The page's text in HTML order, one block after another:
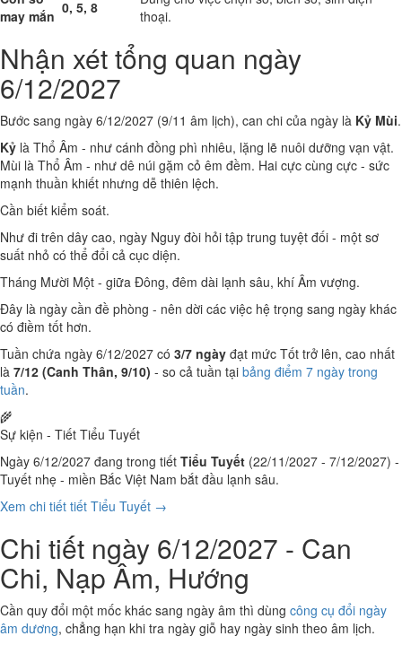
may mắn 0, 5, 8
thoại.
Nhận xét tổng quan ngày
6/12/2027
Bước sang ngày 6/12/2027 (9/11 âm lịch), can chi của ngày là Kỷ Mùi.
Kỷ là Thổ Âm - như cánh đồng phì nhiêu, lặng lẽ nuôi dưỡng vạn vật.
Mùi là Thổ Âm - như dê núi gặm cỏ êm đềm. Hai cực cùng cực - sức
mạnh thuần khiết nhưng dễ thiên lệch.
Cần biết kiểm soát.
Như đi trên dây cao, ngày Nguy đòi hỏi tập trung tuyệt đối - một sơ
suất nhỏ có thể đổi cả cục diện.
Tháng Mười Một - giữa Đông, đêm dài lạnh sâu, khí Âm vượng.
Đây là ngày cần đề phòng - nên dời các việc hệ trọng sang ngày khác
có điềm tốt hơn.
Tuần chứa ngày 6/12/2027 có 3/7 ngày đạt mức Tốt trở lên, cao nhất
là 7/12 (Canh Thân, 9/10) - so cả tuần tại bảng điểm 7 ngày trong
tuần.
🌾
Sự kiện - Tiết Tiểu Tuyết
Ngày 6/12/2027 đang trong tiết Tiểu Tuyết (22/11/2027 - 7/12/2027) -
Tuyết nhẹ - miền Bắc Việt Nam bắt đầu lạnh sâu.
Xem chi tiết tiết Tiểu Tuyết →
Chi tiết ngày 6/12/2027 - Can
Chi, Nạp Âm, Hướng
Cần quy đổi một mốc khác sang ngày âm thì dùng công cụ đổi ngày
âm dương, chẳng hạn khi tra ngày giỗ hay ngày sinh theo âm lịch.